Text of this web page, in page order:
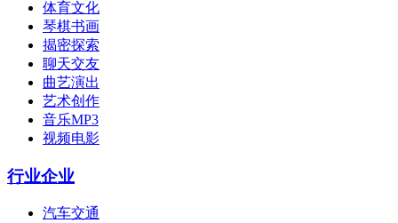
体育文化
琴棋书画
揭密探索
聊天交友
曲艺演出
艺术创作
音乐MP3
视频电影
行业企业
汽车交通